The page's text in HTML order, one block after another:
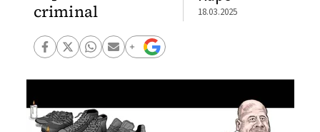
criminal
18.03.2025